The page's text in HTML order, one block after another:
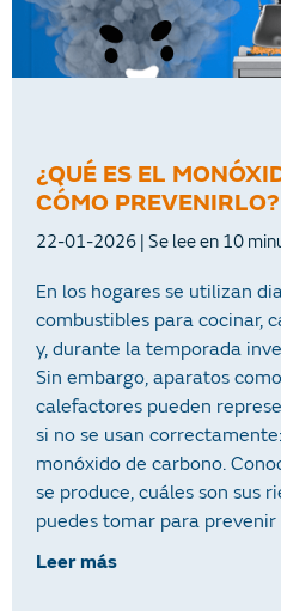
¿QUÉ ES EL
CÓMO PREVENIRLO?
22-01-2026
En los hogares se utilizan
combustibles para cocinar,
y, durante la temporada
Sin embargo, aparatos
calefactores pueden
si no se usan
monóxido de carbono.
se produce, cuáles son sus
puedes tomar para
Leer más